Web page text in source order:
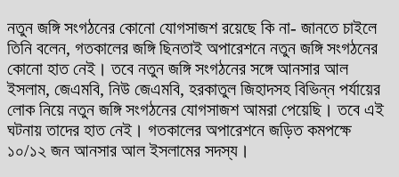
নতুন জঙ্গি সংগঠনের কোনো যোগসাজশ রয়েছে কি না- জানতে চাইলে
তিনি বলেন, গতকালের জঙ্গি ছিনতাই অপারেশনে নতুন জঙ্গি সংগঠনের
কোনো হাত নেই। তবে নতুন জঙ্গি সংগঠনের সঙ্গে আনসার আল
ইসলাম, জেএমবি, নিউ জেএমবি, হরকাতুল জিহাদসহ বিভিন্ন পর্যায়ের
লোক নিয়ে নতুন জঙ্গি সংগঠনের যোগসাজশ আমরা পেয়েছি। তবে এই
ঘটনায় তাদের হাত নেই। গতকালের অপারেশনে জড়িত কমপক্ষে
১০/১২ জন আনসার আল ইসলামের সদস্য।